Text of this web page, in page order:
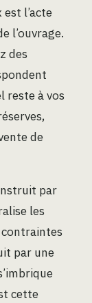
l’acte
l’ouvrage.
des
reste à vos
de
par
les
par une
cette